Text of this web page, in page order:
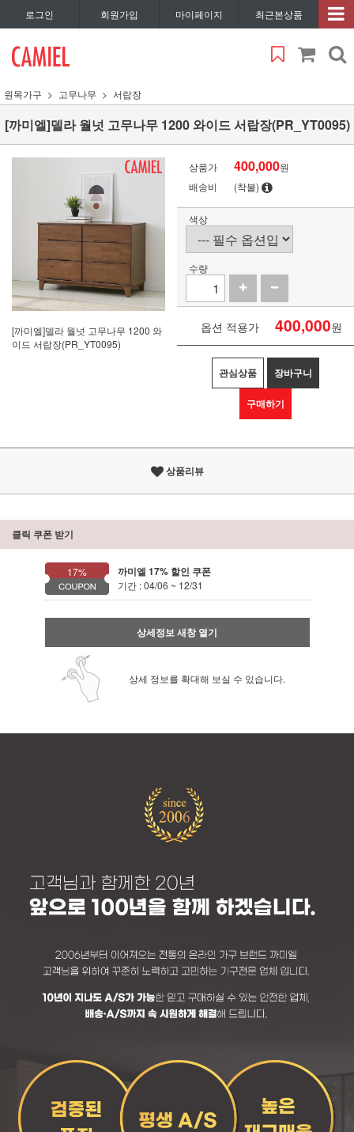
로그인 회원가입 마이페이지 최근본상품
원목가구 고무나무 서랍장
[까미엘]델라 월넛 고무나무 1200 와이드 서랍장(PR_YT0095)
[까미엘]델라 월넛 고무나무 1200 와
이드 서랍장(PR_YT0095)
상품가 400,000원
배송비
(착불)
색상
수량
옵션 적용가 400,000원
관심상품 장바구니
구매하기
상품리뷰
클릭 쿠폰 받기
17% 까미엘 17% 할인 쿠폰
기간 : 04/06 ~ 12/31
상세정보 새창 열기
상세 정보를 확대해 보실 수 있습니다.